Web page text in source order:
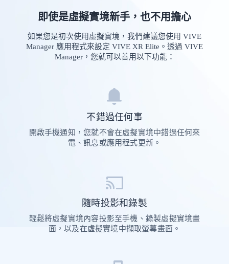
即使是虛擬實境新手，也不用擔心
如果您是初次使用虛擬實境，我們建議您使用 VIVE
Manager 應用程式來設定 VIVE XR Elite。透過 VIVE
Manager，您就可以善用以下功能：
不錯過任何事
開啟手機通知，您就不會在虛擬實境中錯過任何來
電、訊息或應用程式更新。
隨時投影和錄製
輕鬆將虛擬實境內容投影至手機、錄製虛擬實境畫
面，以及在虛擬實境中擷取螢幕畫面。